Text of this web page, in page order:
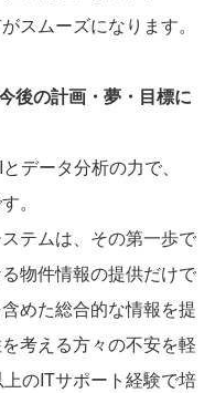
スムーズになります。
後の計画・夢・目標に
データ分析の力で、
。
テムは、その第一歩で
物件情報の提供だけで
めた総合的な情報を提
考える方々の不安を軽
のITサポート経験で培